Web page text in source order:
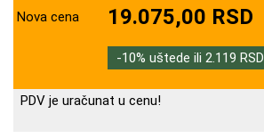
Nova cena 19.075,00 RSD
-10% uštede ili 2.119 RSD
PDV je uračunat u cenu!